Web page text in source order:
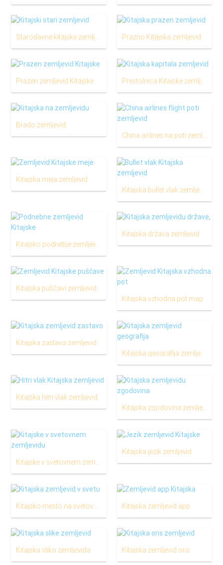
Starodavne kitajske zemljevid Prazno Kitajska zemljevid
Prazen zemljevid Kitajske Prestolnica Kitajske zemljevid
Brado zemljevid
China airlines na poti zemljevid
Kitajska meja zemljevid
Kitajska bullet vlak zemljevid
Kitajsko podnebje zemljevid
Kitajska država zemljevid
Kitajska puščavi zemljevid
Kitajska vzhodna pot map
Kitajska zastava zemljevid
Kitajska geografija zemljevid
Kitajska hitri vlak zemljevid
Kitajska zgodovina zemljevid
Kitajske v svetovnem zemljevidu
Kitajska jezik zemljevid
Kitajsko mesto na svetovnem zemljevidu Kitajska zemljevid app
Kitajska sliko zemljevida Kitajska zemljevid oris